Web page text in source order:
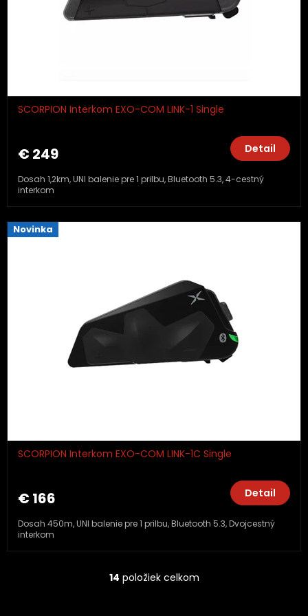
SCORPION Interkom EXO-COM LINK-1 Single
€ 249 Detail
Dosah 1,2km, UNI balenie pre 1 prilbu, Bluetooth 5.3, 4-cestný
interkom
Novinka
SCORPION Interkom EXO-COM LINK-1C Single
€ 166 Detail
Dosah 450m, UNI balenie pre 1 prilbu, Bluetooth 5.3, Dvojcestný
interkom
O
14 položiek celkom